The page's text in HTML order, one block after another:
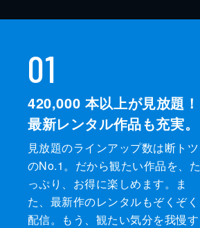
01
420,000 本以上が見放題！
最新レンタル作品も充実。
見放題のラインアップ数は断トツ
のNo.1。だから観たい作品を、た
っぷり、お得に楽しめます。ま
た、最新作のレンタルもぞくぞく
配信。もう、観たい気分を我慢す